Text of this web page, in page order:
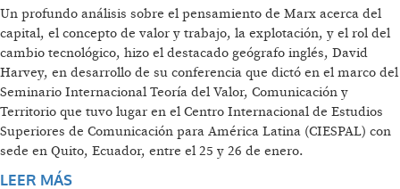
Un profundo análisis sobre el pensamiento de Marx acerca del
capital, el concepto de valor y trabajo, la explotación, y el rol del
cambio tecnológico, hizo el destacado geógrafo inglés, David
Harvey, en desarrollo de su conferencia que dictó en el marco del
Seminario Internacional Teoría del Valor, Comunicación y
Territorio que tuvo lugar en el Centro Internacional de Estudios
Superiores de Comunicación para América Latina (CIESPAL) con
sede en Quito, Ecuador, entre el 25 y 26 de enero.
LEER MÁS